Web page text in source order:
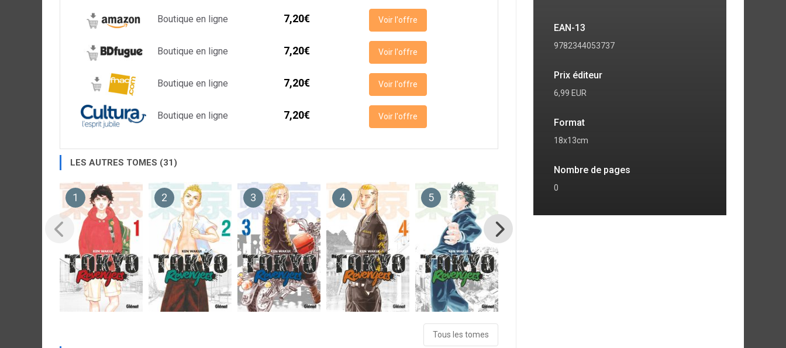
Boutique en ligne 7,20€ Voir l'offre
Boutique en ligne 7,20€ Voir l'offre
Boutique en ligne 7,20€ Voir l'offre
Boutique en ligne 7,20€ Voir l'offre
LES AUTRES TOMES (31)
1 2 3 4 5
Tous les tomes
EAN-13
9782344053737
Prix éditeur
6,99 EUR
Format
18x13cm
Nombre de pages
0